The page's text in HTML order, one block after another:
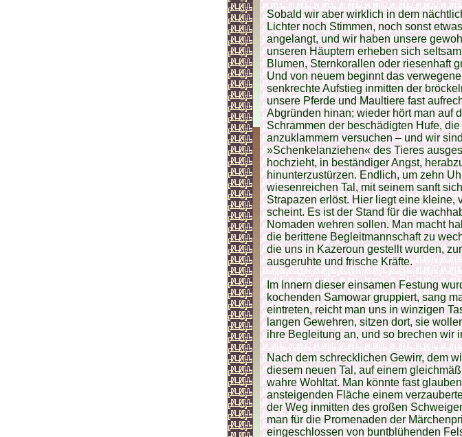
Sobald wir aber wirklich in dem
Lichter noch Stimmen, noch sonst
angelangt, und wir haben unsere
unseren Häuptern erheben sich
Blumen, Sternkorallen oder riesenhaft
Und von neuem beginnt das
senkrechte Aufstieg inmitten der
unsere Pferde und Maultiere fast
Abgründen hinan; wieder hört man auf
Schrammen der beschädigten Hufe,
anzuklammern versuchen – und wir
»Schenkelanziehen« des Tieres
hochzieht, in beständiger Angst,
hinunterzustürzen. Endlich, um zehn
wiesenreichen Tal, mit seinem sanft
Strapazen erlöst. Hier liegt eine kleine,
scheint. Es ist der Stand für die
Nomaden wehren sollen. Man macht
die berittene Begleitmannschaft zu
die uns in Kazeroun gestellt wurden,
ausgeruhte und frische Kräfte.
Im Innern dieser einsamen Festung
kochenden Samowar gruppiert, sang
eintreten, reicht man uns in winzigen
langen Gewehren, sitzen dort, sie
ihre Begleitung an, und so brechen wir
Nach dem schrecklichen Gewirr, dem
diesem neuen Tal, auf einem
wahre Wohltat. Man könnte fast
ansteigenden Fläche einem
der Weg inmitten des großen
man für die Promenaden der
eingeschlossen von buntblühenden